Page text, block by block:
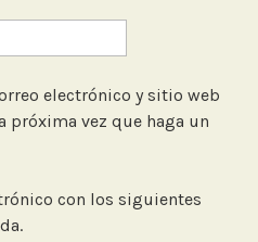
electrónico y sitio web
próxima vez que haga un
con los siguientes